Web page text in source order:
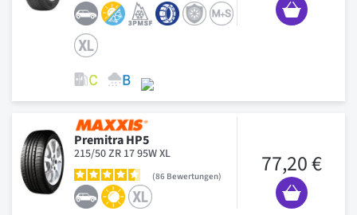
Premitra HP5
215/50 ZR 17 95W XL
86 Bewertungen 77,20 €